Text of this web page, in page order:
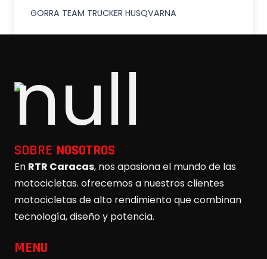
GORRA TEAM TRUCKER HUSQVARNA
SOBRE NOSOTROS
En RTR Caracas, nos apasiona el mundo de las
motocicletas. ofrecemos a nuestros clientes
motocicletas de alto rendimiento que combinan
tecnología, diseño y potencia.
MENU